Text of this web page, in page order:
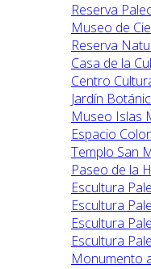
Reserva
Museo de
Reserva
Casa de la
Centro
Jardín
Museo Islas
Espacio
Templo San
Paseo de la
Escultura
Escultura
Escultura
Escultura
Monumento